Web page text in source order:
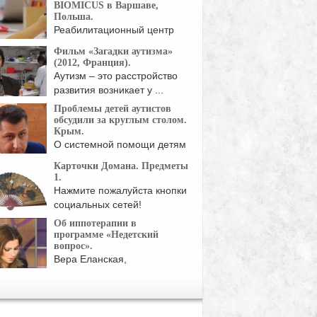
BIOMICUS в Варшаве,
Польша.
Реабилитационный центр
помощью ...
Фильм «Загадки аутизма»
(2012, Франция).
Аутизм – это расстройство
развития возникает у ...
Проблемы детей аутистов
обсудили за круглым столом.
Крым.
О системной помощи детям
Карточки Домана. Предметы
1.
Нажмите пожалуйста кнопки
социальных сетей!
Об иппотерапии в
программе «Недетский
вопрос».
Вера Еланская,
центра "Наш ...